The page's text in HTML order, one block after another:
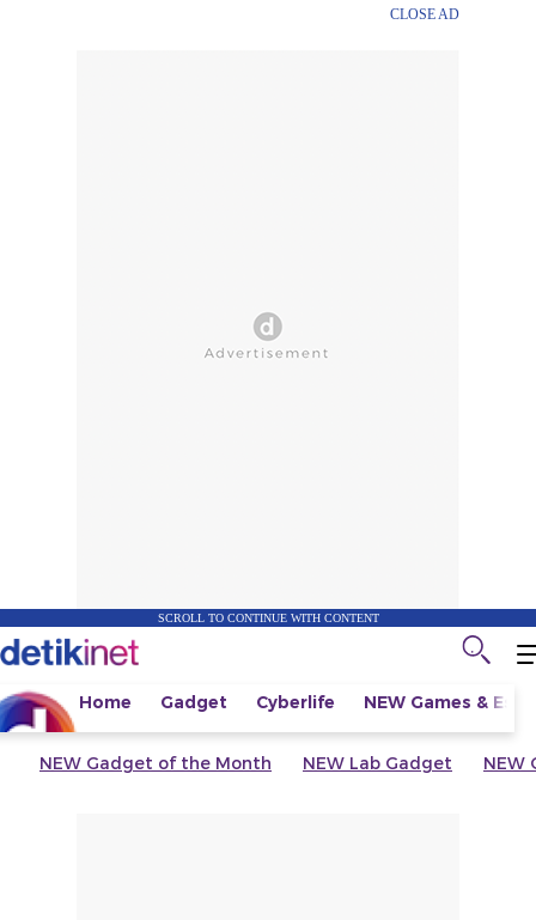
CLOSE AD
SCROLL TO CONTINUE WITH CONTENT
Home Gadget Cyberlife NEW Games &
NEW Gadget of the Month NEW Lab Gadget NEW